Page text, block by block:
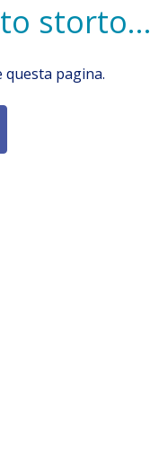
storto...
pagina.